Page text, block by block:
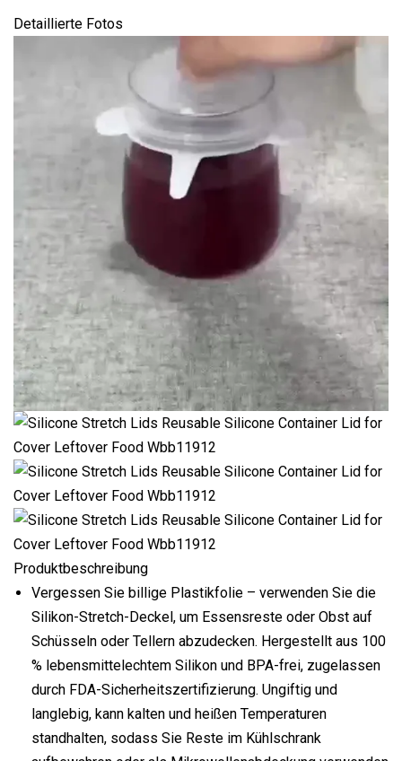
Detaillierte Fotos
Produktbeschreibung
Vergessen Sie billige Plastikfolie – verwenden Sie die
Silikon-Stretch-Deckel, um Essensreste oder Obst auf
Schüsseln oder Tellern abzudecken. Hergestellt aus 100
% lebensmittelechtem Silikon und BPA-frei, zugelassen
durch FDA-Sicherheitszertifizierung. Ungiftig und
langlebig, kann kalten und heißen Temperaturen
standhalten, sodass Sie Reste im Kühlschrank